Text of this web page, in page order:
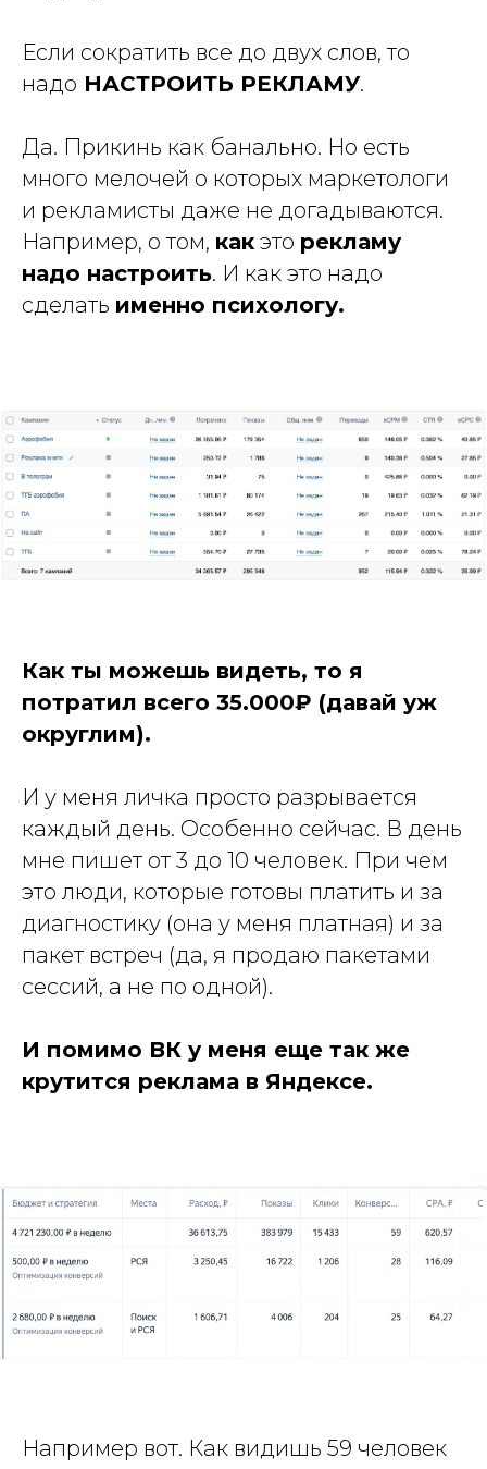
Если сократить все до двух слов, то
надо НАСТРОИТЬ РЕКЛАМУ.
Да. Прикинь как банально. Но есть
много мелочей о которых маркетологи
и рекламисты даже не догадываются.
Например, о том, как это рекламу
надо настроить. И как это надо
сделать именно психологу.
Как ты можешь видеть, то я
потратил всего 35.000₽ (давай уж
округлим).
И у меня личка просто разрывается
каждый день. Особенно сейчас. В день
мне пишет от 3 до 10 человек. При чем
это люди, которые готовы платить и за
диагностику (она у меня платная) и за
пакет встреч (да, я продаю пакетами
сессий, а не по одной).
И помимо ВК у меня еще так же
крутится реклама в Яндексе.
Например вот. Как видишь 59 человек